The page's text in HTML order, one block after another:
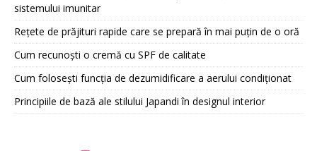
sistemului imunitar
Rețete de prăjituri rapide care se prepară în mai puțin de o oră
Cum recunoști o cremă cu SPF de calitate
Cum folosești funcția de dezumidificare a aerului condiționat
Principiile de bază ale stilului Japandi în designul interior